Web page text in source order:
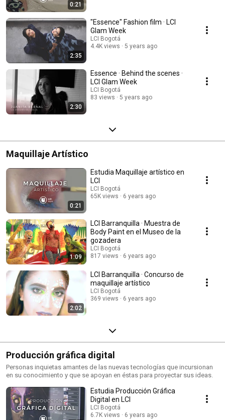
0:21
2:35
"Essence" Fashion film · LCI
Glam Week
LCI Bogotá
4.4K views
5 years ago
2:30
Essence · Behind the scenes ·
LCI Glam Week
LCI Bogotá
83 views
5 years ago
Maquillaje Artístico
0:21
Estudia Maquillaje artístico en
LCI
LCI Bogotá
65K views
6 years ago
1:09
LCI Barranquilla · Muestra de
Body Paint en el Museo de la
gozadera
LCI Bogotá
817 views
6 years ago
2:02
LCI Barranquilla · Concurso de
maquillaje artístico
LCI Bogotá
369 views
6 years ago
Producción gráfica digital
Personas inquietas amantes de las nuevas tecnologías que incursionan
en su conocimiento y que se apoyan en éstas para proyectar sus ideas.
Estudia Producción Gráfica
Digital en LCI
LCI Bogotá
6.7K views
6 years ago